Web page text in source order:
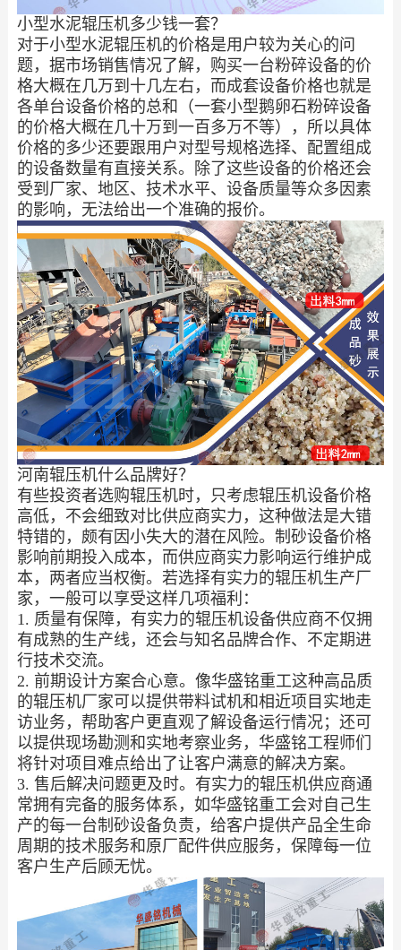
小型水泥辊压机多少钱一套？
对于小型水泥辊压机的价格是用户较为关心的问
题，据市场销售情况了解，购买一台粉碎设备的价
格大概在几万到十几左右，而成套设备价格也就是
各单台设备价格的总和（一套小型鹅卵石粉碎设备
的价格大概在几十万到一百多万不等），所以具体
价格的多少还要跟用户对型号规格选择、配置组成
的设备数量有直接关系。除了这些设备的价格还会
受到厂家、地区、技术水平、设备质量等众多因素
的影响，无法给出一个准确的报价。
河南辊压机什么品牌好？
有些投资者选购辊压机时，只考虑辊压机设备价格
高低，不会细致对比供应商实力，这种做法是大错
特错的，颇有因小失大的潜在风险。制砂设备价格
影响前期投入成本，而供应商实力影响运行维护成
本，两者应当权衡。若选择有实力的辊压机生产厂
家，一般可以享受这样几项福利：
1. 质量有保障，有实力的辊压机设备供应商不仅拥
有成熟的生产线，还会与知名品牌合作、不定期进
行技术交流。
2. 前期设计方案合心意。像华盛铭重工这种高品质
的辊压机厂家可以提供带料试机和相近项目实地走
访业务，帮助客户更直观了解设备运行情况；还可
以提供现场勘测和实地考察业务，华盛铭工程师们
将针对项目难点给出了让客户满意的解决方案。
3. 售后解决问题更及时。有实力的辊压机供应商通
常拥有完备的服务体系，如华盛铭重工会对自己生
产的每一台制砂设备负责，给客户提供产品全生命
周期的技术服务和原厂配件供应服务，保障每一位
客户生产后顾无忧。